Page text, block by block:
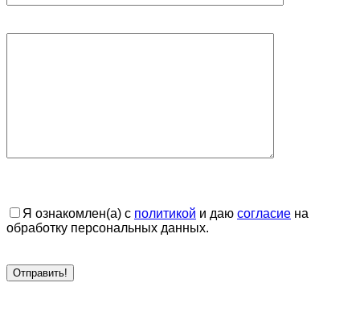
Я ознакомлен(а) с политикой и даю согласие на
обработку персональных данных.